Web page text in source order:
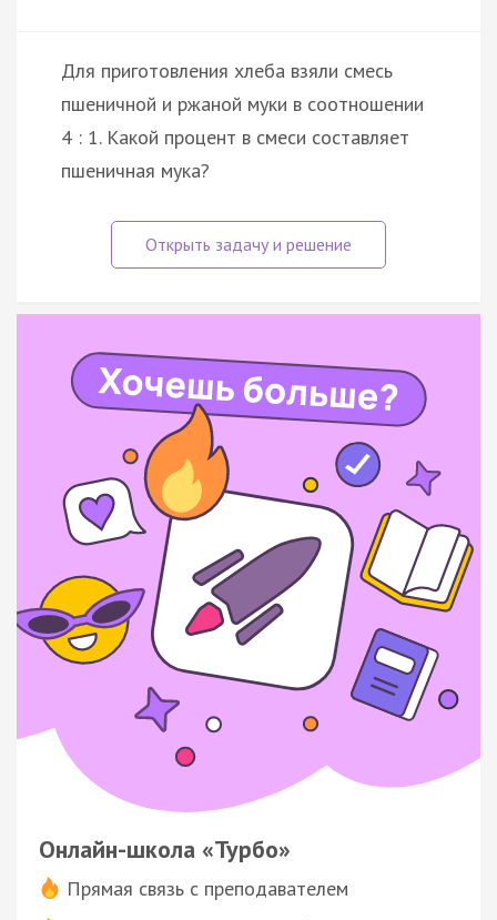
Для приготовления хлеба взяли смесь
пшеничной и ржаной муки в соотношении
4 : 1. Какой процент в смеси составляет
пшеничная мука?
Онлайн-школа «Турбо»
Прямая связь с преподавателем